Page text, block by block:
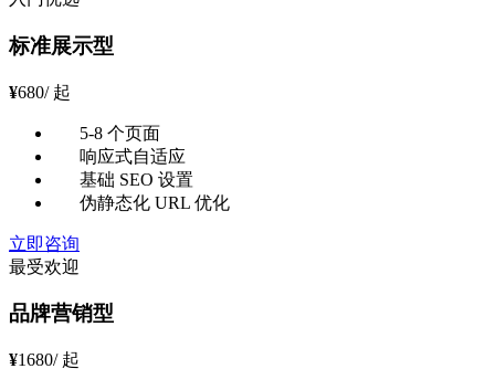
标准展示型
¥680/ 起
5-8 个页面
响应式自适应
基础 SEO 设置
伪静态化 URL 优化
立即咨询
最受欢迎
品牌营销型
¥1680/ 起